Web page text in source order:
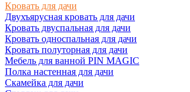
Кровать для дачи
Двухъярусная кровать для дачи
Кровать двуспальная для дачи
Кровать односпальная для дачи
Кровать полуторная для дачи
Мебель для ванной PIN MAGIC
Полка настенная для дачи
Скамейка для дачи